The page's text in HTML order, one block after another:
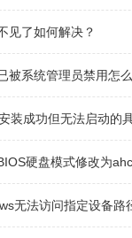
见了如何解决？
被系统管理员禁用怎
成功但无法启动的具体
硬盘模式修改为ahci模式
法访问指定设备路径或文